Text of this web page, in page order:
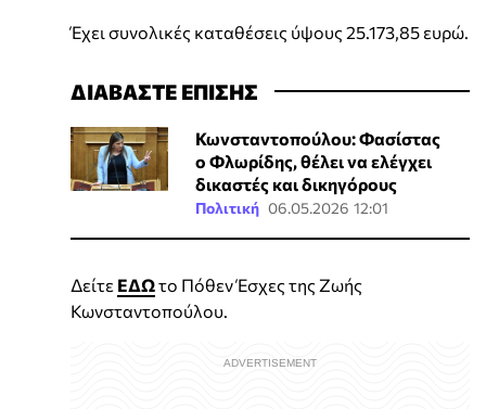
Έχει συνολικές καταθέσεις ύψους 25.173,85 ευρώ.
ΔΙΑΒΑΣΤΕ ΕΠΙΣΗΣ
Κωνσταντοπούλου: Φασίστας
ο Φλωρίδης, θέλει να ελέγχει
δικαστές και δικηγόρους
Πολιτική 06.05.2026 12:01
Δείτε ΕΔΩτο Πόθεν Έσχες της Ζωής
Κωνσταντοπούλου.